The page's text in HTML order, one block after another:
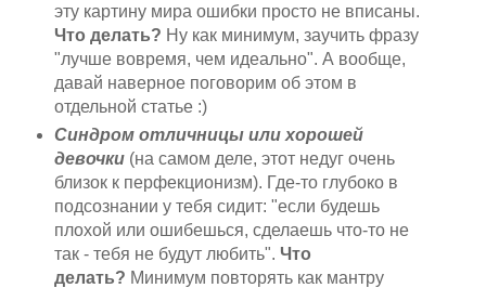
эту картину мира ошибки просто не вписаны.
Что делать? Ну как минимум, заучить фразу
"лучше вовремя, чем идеально". А вообще,
давай наверное поговорим об этом в
отдельной статье :)
Синдром отличницы или хорошей
девочки (на самом деле, этот недуг очень
близок к перфекционизм). Где-то глубоко в
подсознании у тебя сидит: "если будешь
плохой или ошибешься, сделаешь что-то не
так - тебя не будут любить". Что
делать? Минимум повторять как мантру